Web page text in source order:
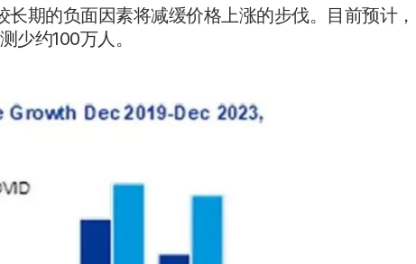
期的负面因素将减缓价格上涨的步伐。目前预计，
少约100万人。